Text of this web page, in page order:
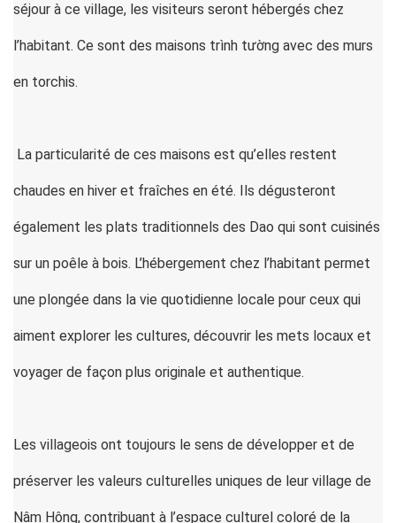
séjour à ce village, les visiteurs seront hébergés chez
l’habitant. Ce sont des maisons trình tường avec des murs
en torchis.
La particularité de ces maisons est qu’elles restent
chaudes en hiver et fraîches en été. Ils dégusteront
également les plats traditionnels des Dao qui sont cuisinés
sur un poêle à bois. L’hébergement chez l’habitant permet
une plongée dans la vie quotidienne locale pour ceux qui
aiment explorer les cultures, découvrir les mets locaux et
voyager de façon plus originale et authentique.
Les villageois ont toujours le sens de développer et de
préserver les valeurs culturelles uniques de leur village de
Nâm Hông, contribuant à l’espace culturel coloré de la